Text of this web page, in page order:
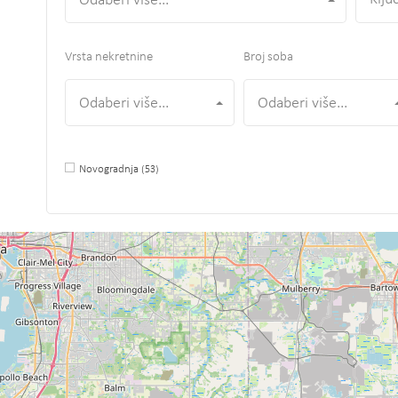
Vrsta nekretnine
Odaberi više...
Broj soba
Odaberi više...
Novogradnja (53)